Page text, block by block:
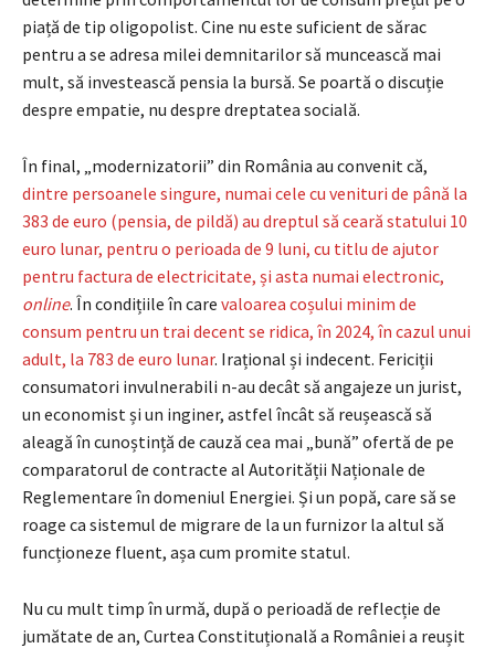
piață de tip oligopolist. Cine nu este suficient de sărac
pentru a se adresa milei demnitarilor să muncească mai
mult, să investească pensia la bursă. Se poartă o discuție
despre empatie, nu despre dreptatea socială.
În final, „modernizatorii” din România au convenit că,
dintre persoanele singure, numai cele cu venituri de până la
383 de euro (pensia, de pildă) au dreptul să ceară statului 10
euro lunar, pentru o perioada de 9 luni, cu titlu de ajutor
pentru factura de electricitate, și asta numai electronic,
online. În condițiile în care valoarea coșului minim de
consum pentru un trai decent se ridica, în 2024, în cazul unui
adult, la 783 de euro lunar. Irațional și indecent. Fericiții
consumatori invulnerabili n-au decât să angajeze un jurist,
un economist și un inginer, astfel încât să reușească să
aleagă în cunoștință de cauză cea mai „bună” ofertă de pe
comparatorul de contracte al Autorității Naționale de
Reglementare în domeniul Energiei. Și un popă, care să se
roage ca sistemul de migrare de la un furnizor la altul să
funcționeze fluent, așa cum promite statul.
Nu cu mult timp în urmă, după o perioadă de reflecție de
jumătate de an, Curtea Constituțională a României a reușit